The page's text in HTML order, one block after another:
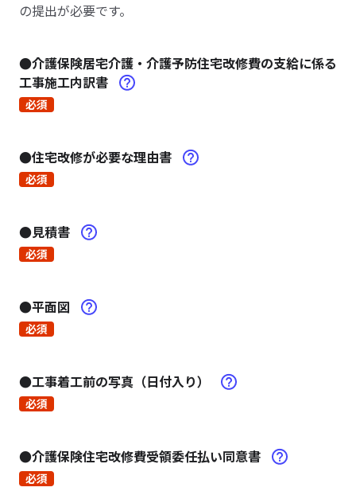
の提出が必要です。
●介護保険居宅介護・介護予防住宅改修費の支給に係る
工事施工内訳書
必須
●住宅改修が必要な理由書
必須
●見積書
必須
●平面図
必須
●工事着工前の写真（日付入り）
必須
●介護保険住宅改修費受領委任払い同意書
必須